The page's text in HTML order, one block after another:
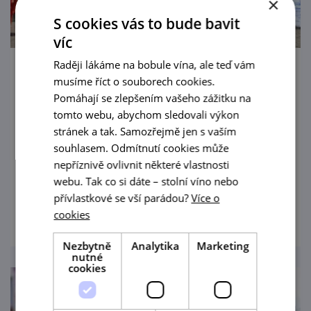
Znojemské historické vinobraní
11. 9. — 13. 9. '26
Davy poddaných krále Jana Lucemburského
budou na Znojemském historickém
vinobraní 2026 opět vítat vznešeného
panovníka krále Jana Lucemburského,
oslavovat jiskřivé víno, lahodný burčák a
veselit se při hudbě v ulicích a mázhauzech.
Přijeďte prožít jedinečnou historickou
prohlédnout
×
S cookies vás to bude bavit
víc
Raději lákáme na bobule vína, ale teď vám
musíme říct o souborech cookies.
Pomáhají se zlepšením vašeho zážitku na
tomto webu, abychom sledovali výkon
stránek a tak. Samozřejmě jen s vaším
souhlasem. Odmítnutí cookies může
nepříznivě ovlivnit některé vlastnosti
webu. Tak co si dáte – stolní víno nebo
přívlastkové se vší parádou?Více o
cookies
Nezbytně
nutné
cookies
Analytika Marketing